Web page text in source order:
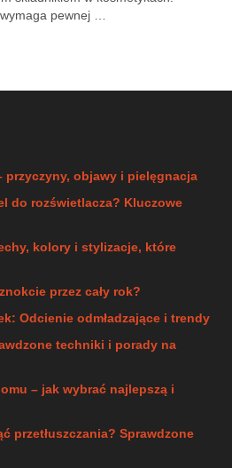
pewnej …
przyczyny, objawy i pielęgnacja
do rozświetlacza? Kluczowe
kolory i stylizacje, które
przez cały rok?
Odcienie odmładzające i trendy
techniki i porady na
– jak wybrać najlepszą i
przetłuszczania? Sprawdzone